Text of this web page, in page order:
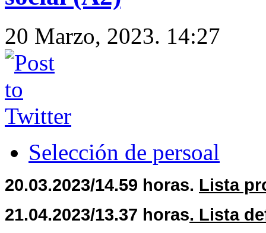
20 Marzo, 2023. 14:27
Selección de persoal
20.03.2023/14.59 horas. Lista
21.04.2023/13.37 horas. Lista